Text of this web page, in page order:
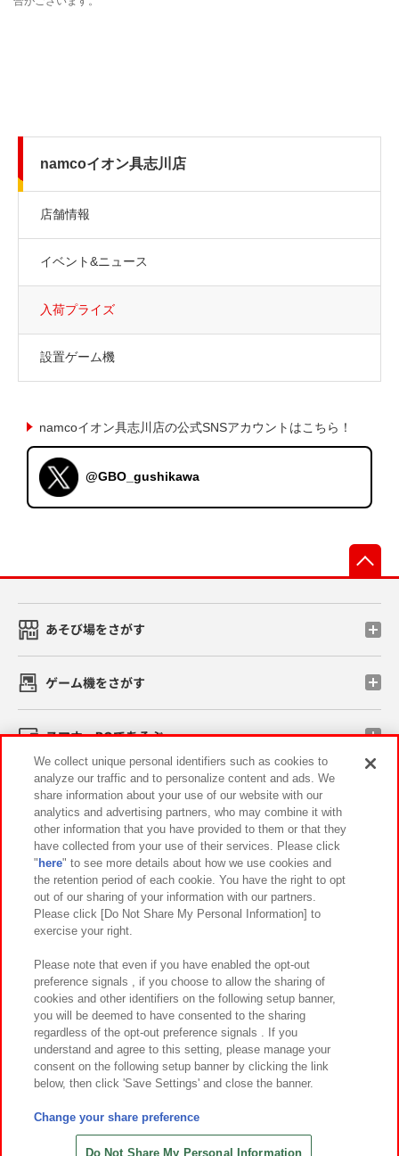
namcoイオン具志川店
店舗情報
イベント&ニュース
入荷プライズ
設置ゲーム機
namcoイオン具志川店の公式SNSアカウントはこちら！
@GBO_gushikawa
あそび場をさがす
ゲーム機をさがす
スマホ・PCであそぶ
イベント・キャンペーン
関連会社 サステナビリティ サイトポリシー
プライバシーポリシー ウェブアクセシビリティ方針と検証結果
お取引先さまとともに
カスタマーハラスメント対応方針 よくあるご質問・お問い合わせ
©Bandai Namco Amusement Inc.
©Bandai Namco Amusement Lab Inc.
©HANAYASHIKI Co., Ltd. All Rights Reserved.
We collect unique personal identifiers such as cookies to
analyze our traffic and to personalize content and ads. We
share information about your use of our website with our
analytics and advertising partners, who may combine it with
other information that you have provided to them or that they
have collected from your use of their services. Please click
" here" to see more details about how we use cookies and
the retention period of each cookie. You have the right to opt
out of our sharing of your information with our partners.
Please click [Do Not Share My Personal Information] to
exercise your right.
Please note that even if you have enabled the opt-out
preference signals , if you choose to allow the sharing of
cookies and other identifiers on the following setup banner,
you will be deemed to have consented to the sharing
regardless of the opt-out preference signals . If you
understand and agree to this setting, please manage your
consent on the following setup banner by clicking the link
below, then click 'Save Settings' and close the banner.
Change your share preference
Do Not Share My Personal Information